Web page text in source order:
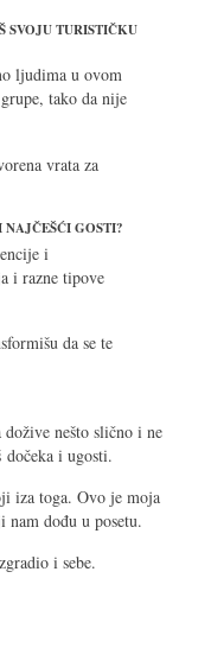
SVOJU TURISTIČKU
ljudima u ovom
tako da nije
vrata za
GOSTI?
i
i razne tipove
da se te
nešto slično i ne
i ugosti.
iza toga. Ovo je moja
dođu u posetu.
i sebe.